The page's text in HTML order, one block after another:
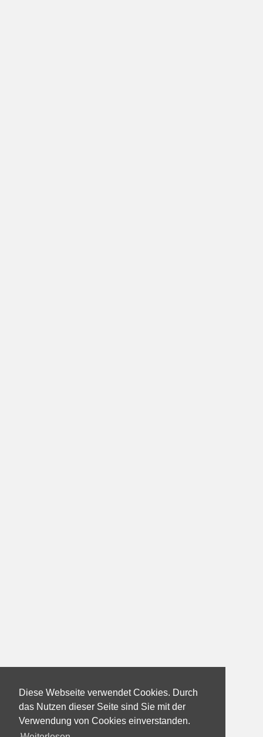
Diese Webseite verwendet Cookies. Durch
das Nutzen dieser Seite sind Sie mit der
Verwendung von Cookies einverstanden.